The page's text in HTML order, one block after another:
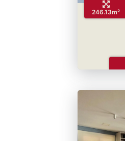
246.13m²